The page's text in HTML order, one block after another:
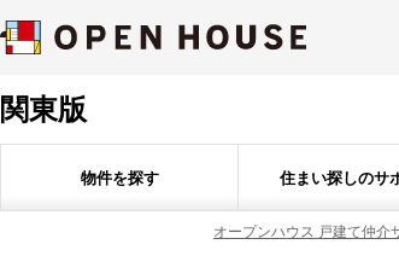
関東版
物件を探す 住まい探しのサ
オープンハウス 戸建て仲介